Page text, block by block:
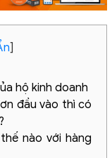
]
hộ kinh doanh
đầu vào thì có
nào với hàng